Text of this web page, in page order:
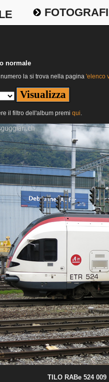
normale
la si trova nella pagina 'elenco
il filtro dell'album premi qui.
TILO RABe 524 009